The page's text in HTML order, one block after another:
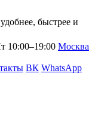
быстрее и
10:00–19:00 Москва
ВК WhatsApp